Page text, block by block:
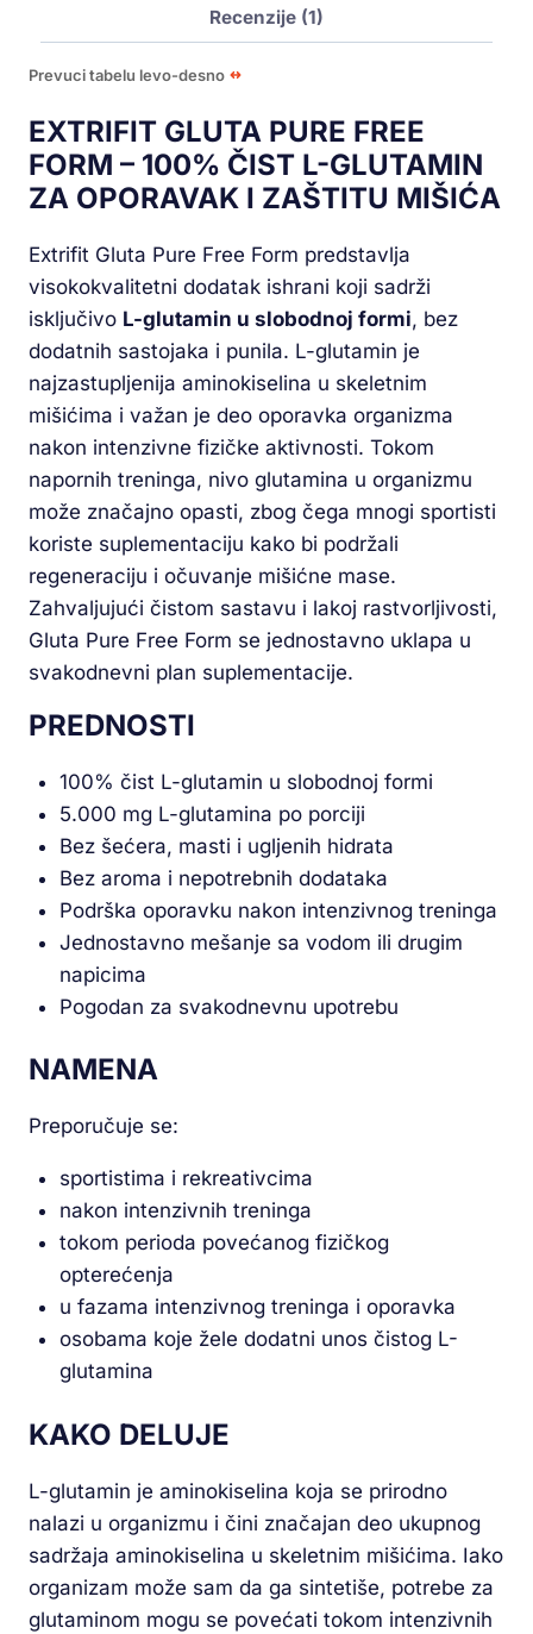
Recenzije (1)
Prevuci tabelu levo-desno
EXTRIFIT GLUTA PURE FREE
FORM – 100% ČIST L-GLUTAMIN
ZA OPORAVAK I ZAŠTITU MIŠIĆA
Extrifit Gluta Pure Free Form predstavlja
visokokvalitetni dodatak ishrani koji sadrži
isključivo L-glutamin u slobodnoj formi, bez
dodatnih sastojaka i punila. L-glutamin je
najzastupljenija aminokiselina u skeletnim
mišićima i važan je deo oporavka organizma
nakon intenzivne fizičke aktivnosti. Tokom
napornih treninga, nivo glutamina u organizmu
može značajno opasti, zbog čega mnogi sportisti
koriste suplementaciju kako bi podržali
regeneraciju i očuvanje mišićne mase.
Zahvaljujući čistom sastavu i lakoj rastvorljivosti,
Gluta Pure Free Form se jednostavno uklapa u
svakodnevni plan suplementacije.
PREDNOSTI
100% čist L-glutamin u slobodnoj formi
5.000 mg L-glutamina po porciji
Bez šećera, masti i ugljenih hidrata
Bez aroma i nepotrebnih dodataka
Podrška oporavku nakon intenzivnog treninga
Jednostavno mešanje sa vodom ili drugim
napicima
Pogodan za svakodnevnu upotrebu
NAMENA
Preporučuje se:
sportistima i rekreativcima
nakon intenzivnih treninga
tokom perioda povećanog fizičkog
opterećenja
u fazama intenzivnog treninga i oporavka
osobama koje žele dodatni unos čistog L-
glutamina
KAKO DELUJE
L-glutamin je aminokiselina koja se prirodno
nalazi u organizmu i čini značajan deo ukupnog
sadržaja aminokiselina u skeletnim mišićima. Iako
organizam može sam da ga sintetiše, potrebe za
glutaminom mogu se povećati tokom intenzivnih